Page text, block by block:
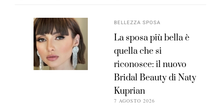
BELLEZZA SPOSA
La sposa più bella è
quella che si
riconosce: il nuovo
Bridal Beauty di Naty
Kuprian
7 AGOSTO 2026